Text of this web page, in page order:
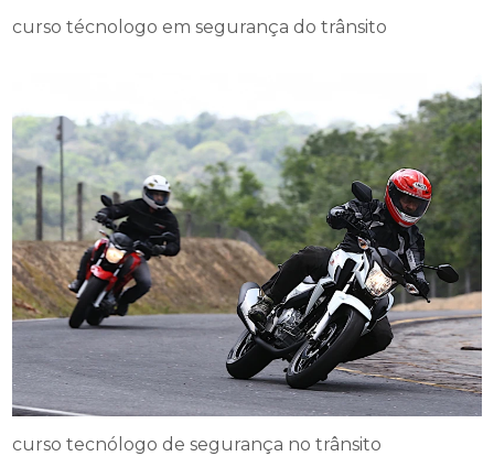
curso técnologo em segurança do trânsito
curso tecnólogo de segurança no trânsito